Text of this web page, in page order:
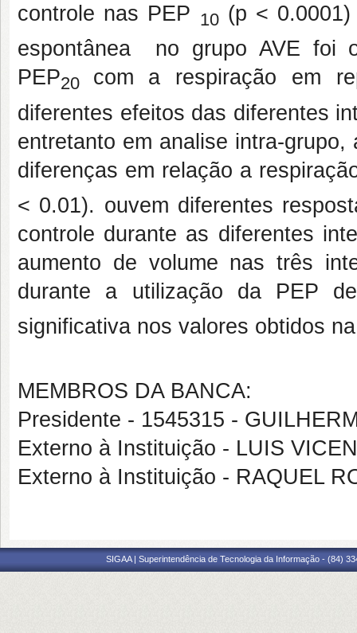
controle nas PEP 10(p < 0.0001)
espontânea no grupo AVE foi
PEP20 com a respiração em
diferentes efeitos das diferentes
entretanto em analise intra-
diferenças em relação a
< 0.01). ouvem diferentes
controle durante as diferentes
aumento de volume nas três
durante a utilização da PEP
significativa nos valores obtidos
MEMBROS DA BANCA:
Presidente - 1545315 -
Externo à Instituição - LUIS
Externo à Instituição - RAQUEL
SIGAA | Superintendência de Tecnologia da Informação - (84)